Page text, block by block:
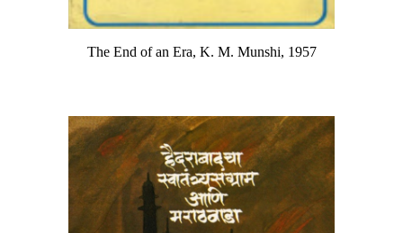
The End of an Era, K. M. Munshi, 1957